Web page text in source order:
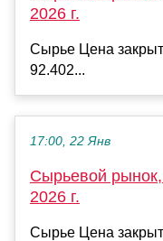
2026 г.
Сырье Цена
92.402...
17:00, 22 Янв
Сырьевой
2026 г.
Сырье Цена